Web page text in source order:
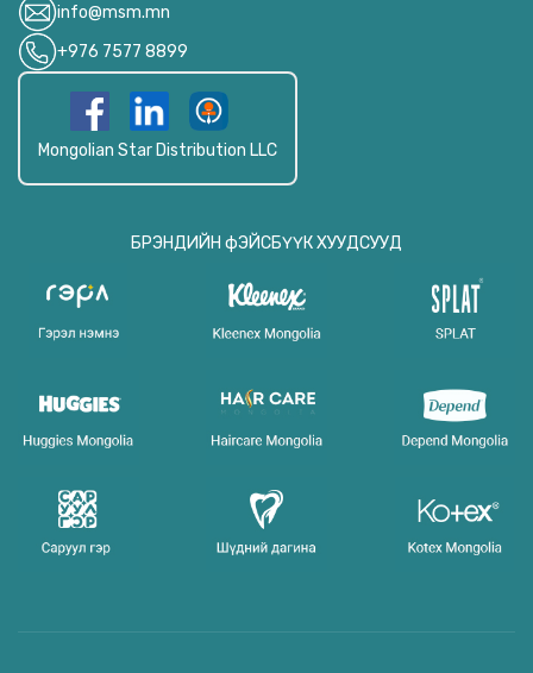
info@msm.mn
+976 7577 8899
Mongolian Star Distribution LLC
БРЭНДИЙН фЭЙСБҮҮК ХУУДСУУД